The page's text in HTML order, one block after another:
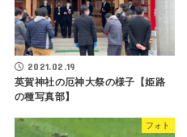
2021.02.19
英賀神社の厄神大祭の様子【姫路
の種写真部】
フォト